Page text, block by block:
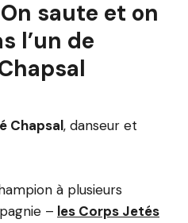
saute et on
l’un de
Chapsal, danseur et
à plusieurs
– les Corps Jetés